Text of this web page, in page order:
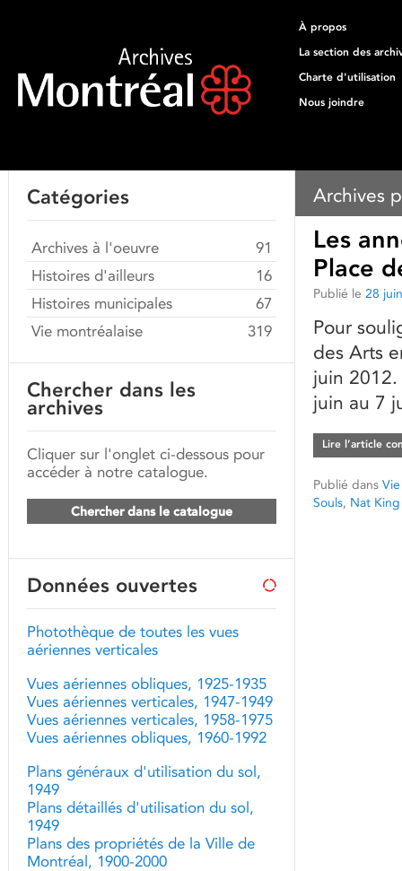
À propos
La section des
Charte d'utilisation
Nous joindre
Archives
Les
Place
Publié le 28
Pour
des Arts
juin 2012.
juin au 7
Lire l’article
Publié dans
Souls, Nat
Catégories
Archives à l'oeuvre
91
Histoires d'ailleurs
16
Histoires municipales
67
Vie montréalaise
319
Chercher dans les
archives
Cliquer sur l'onglet ci-dessous pour
accéder à notre catalogue.
Chercher dans le catalogue
Données ouvertes
Photothèque de toutes les vues
aériennes verticales
Vues aériennes obliques, 1925-1935
Vues aériennes verticales, 1947-1949
Vues aériennes verticales, 1958-1975
Vues aériennes obliques, 1960-1992
Plans généraux d'utilisation du sol,
1949
Plans détaillés d'utilisation du sol,
1949
Plans des propriétés de la Ville de
Montréal, 1900-2000